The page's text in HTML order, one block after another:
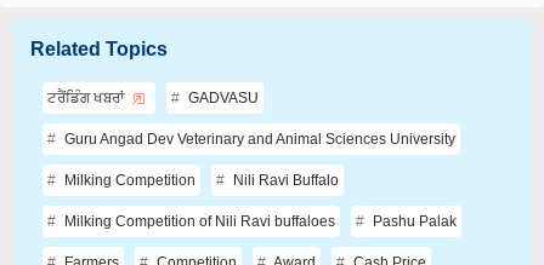
Related Topics
ਟਰੈਂਡਿੰਗ ਖਬਰਾਂ GADVASU
Guru Angad Dev Veterinary and Animal Sciences University
Milking Competition Nili Ravi Buffalo
Milking Competition of Nili Ravi buffaloes Pashu Palak